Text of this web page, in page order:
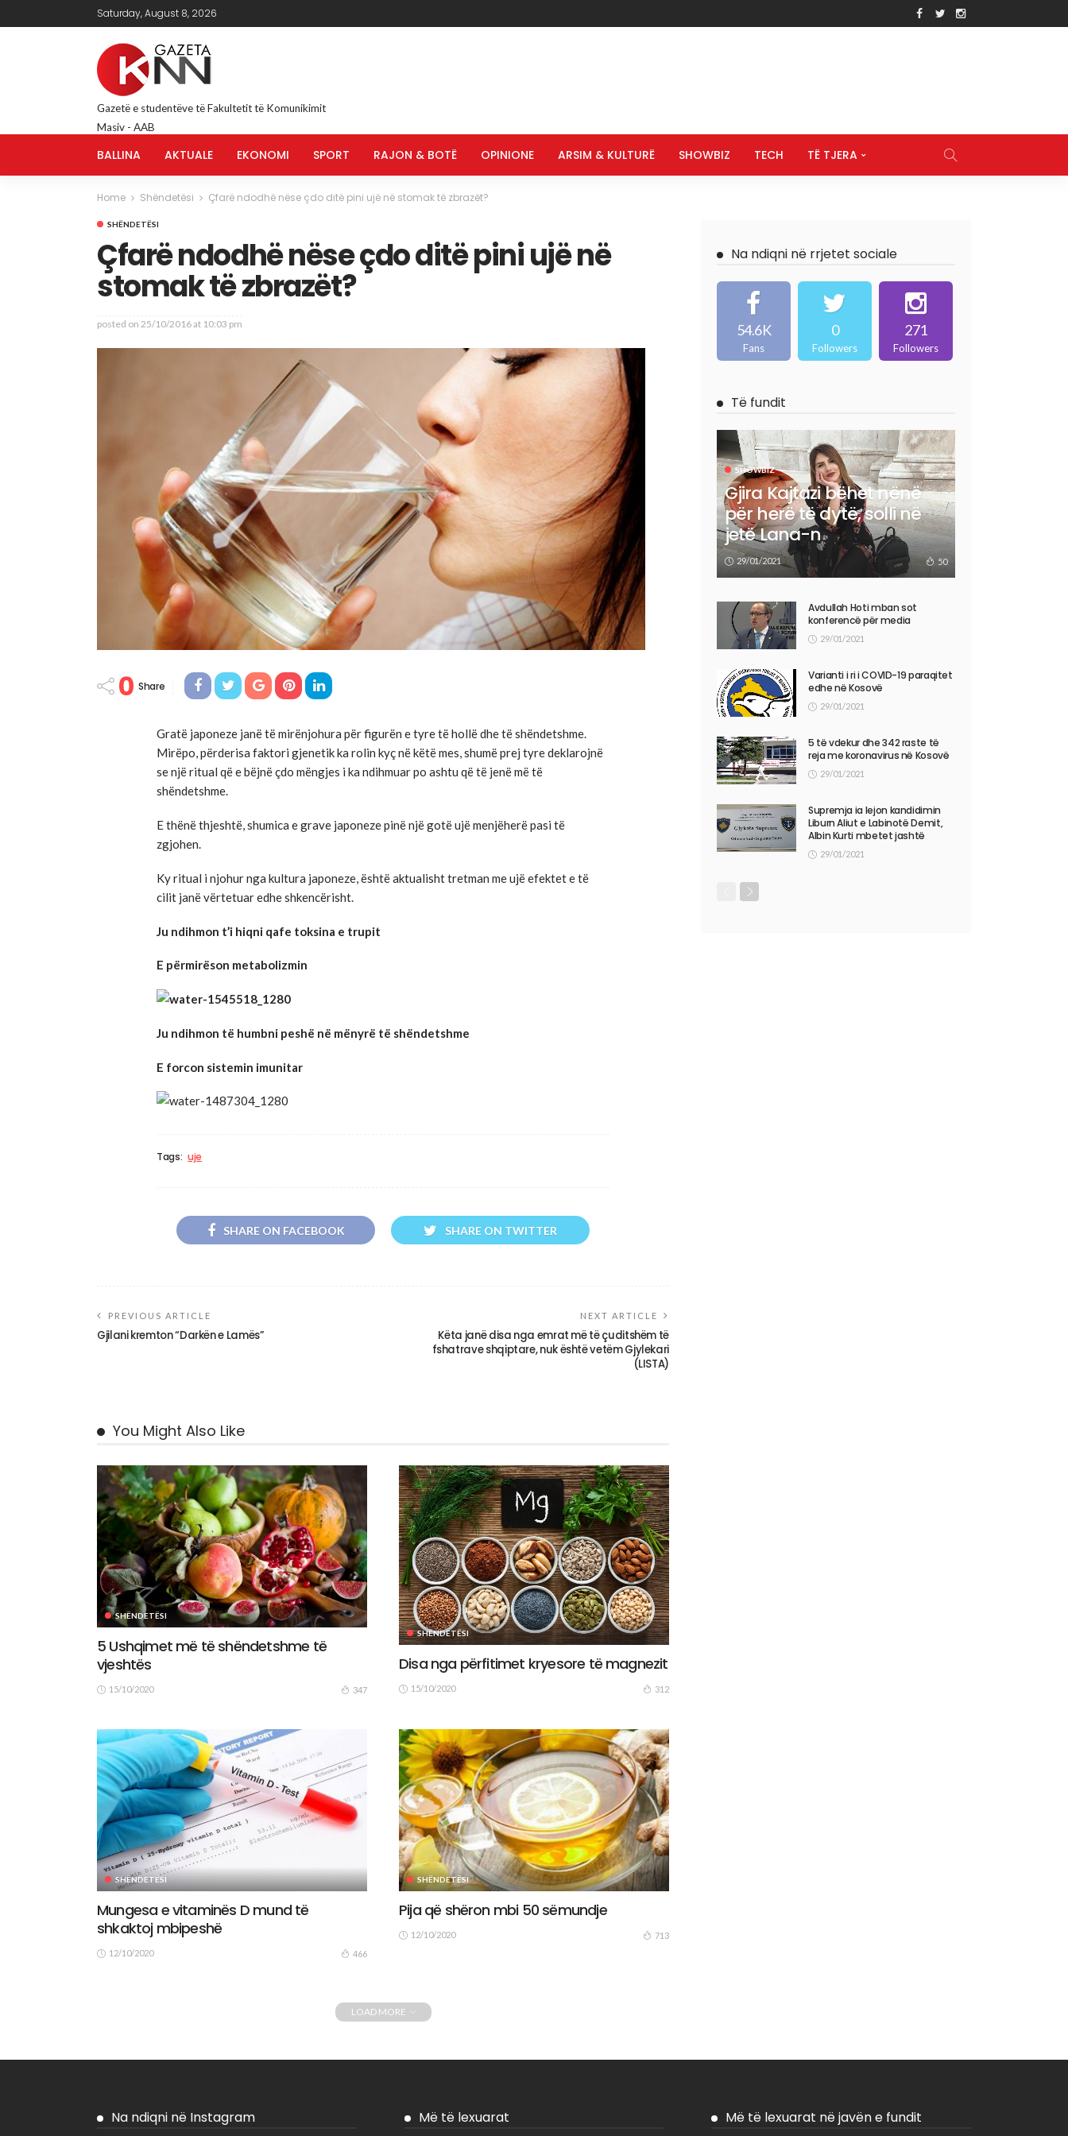
Saturday, August 8, 2026
Gazetë e studentëve të Fakultetit të Komunikimit
Masiv - AAB
BALLINA AKTUALE EKONOMI SPORT RAJON & BOTË OPINIONE ARSIM & KULTURË SHOWBIZ TECH TË TJERA
Home Shëndetësi Çfarë ndodhë nëse çdo ditë pini ujë në stomak të zbrazët?
SHËNDETËSI
Çfarë ndodhë nëse çdo ditë pini ujë në
stomak të zbrazët?
posted on 25/10/2016 at 10:03 pm
0 Share
Gratë japoneze janë të mirënjohura për figurën e tyre të hollë dhe të shëndetshme.
Mirëpo, përderisa faktori gjenetik ka rolin kyç në këtë mes, shumë prej tyre deklarojnë
se një ritual që e bëjnë çdo mëngjes i ka ndihmuar po ashtu që të jenë më të
shëndetshme.
E thënë thjeshtë, shumica e grave japoneze pinë një gotë ujë menjëherë pasi të
zgjohen.
Ky ritual i njohur nga kultura japoneze, është aktualisht tretman me ujë efektet e të
cilit janë vërtetuar edhe shkencërisht.
Ju ndihmon t’i hiqni qafe toksina e trupit
E përmirëson metabolizmin
Ju ndihmon të humbni peshë në mënyrë të shëndetshme
E forcon sistemin imunitar
Tags: uje
SHARE ON FACEBOOK SHARE ON TWITTER
PREVIOUS ARTICLE
Gjilani kremton “Darkën e Lamës”
NEXT ARTICLE
Këta janë disa nga emrat më të çuditshëm të
fshatrave shqiptare, nuk është vetëm Gjylekari
(LISTA)
You Might Also Like
SHËNDETËSI
5 Ushqimet më të shëndetshme të
vjeshtës
15/10/2020 347
SHËNDETËSI
Disa nga përfitimet kryesore të magnezit
15/10/2020 312
SHËNDETËSI
Mungesa e vitaminës D mund të
shkaktoj mbipeshë
12/10/2020 466
SHËNDETËSI
Pija që shëron mbi 50 sëmundje
12/10/2020 713
LOAD MORE
Na ndiqni në rrjetet sociale
54.6K
Fans
0
Followers
271
Followers
Të fundit
SHOWBIZ
Gjira Kajtazi bëhet nënë
për herë të dytë, solli në
jetë Lana-n
29/01/2021 50
Avdullah Hoti mban sot
konferencë për media
29/01/2021
Varianti i ri i COVID-19 paraqitet
edhe në Kosovë
29/01/2021
5 të vdekur dhe 342 raste të
reja me koronavirus në Kosovë
29/01/2021
Supremja ia lejon kandidimin
Liburn Aliut e Labinotë Demit,
Albin Kurti mbetet jashtë
29/01/2021
Na ndiqni në Instagram Më të lexuarat Më të lexuarat në javën e fundit